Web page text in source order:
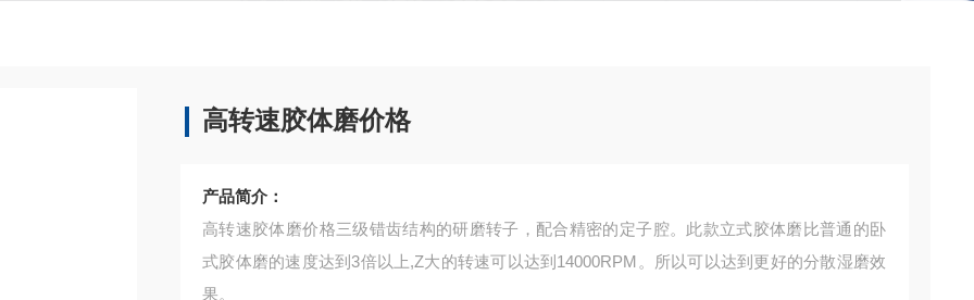
高转速胶体磨价格
产品简介：
高转速胶体磨价格三级错齿结构的研磨转子，配合精密的定子腔。此款立式胶体磨比普通的卧
式胶体磨的速度达到3倍以上,Z大的转速可以达到14000RPM。所以可以达到更好的分散湿磨效
果。